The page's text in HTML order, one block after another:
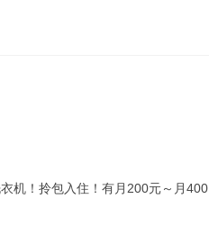
衣机！拎包入住！有月200元～月400